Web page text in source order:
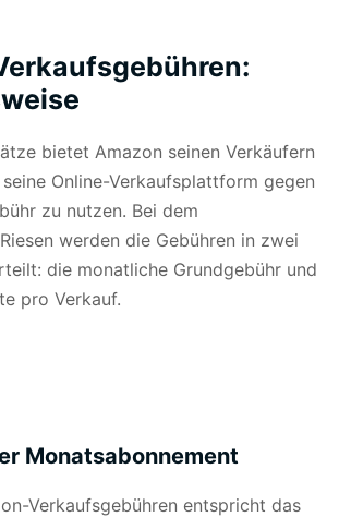
bietet Amazon seinen Verkäufern
Online-Verkaufsplattform gegen
zu nutzen. Bei dem
werden die Gebühren in zwei
die monatliche Grundgebühr und
pro Verkauf.
Monatsabonnement
Verkaufsgebühren entspricht das